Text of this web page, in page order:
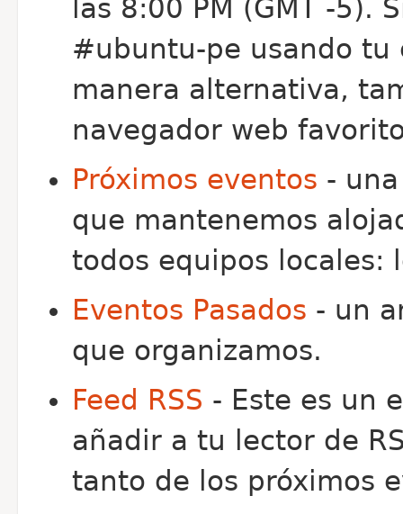
las 8:00 PM (GMT -5).
#ubuntu-pe usando tu
manera alternativa,
navegador web
Próximos eventos -
que mantenemos
todos equipos locales:
Eventos Pasados - un
que organizamos.
Feed RSS - Este es un
añadir a tu lector de
tanto de los próximos